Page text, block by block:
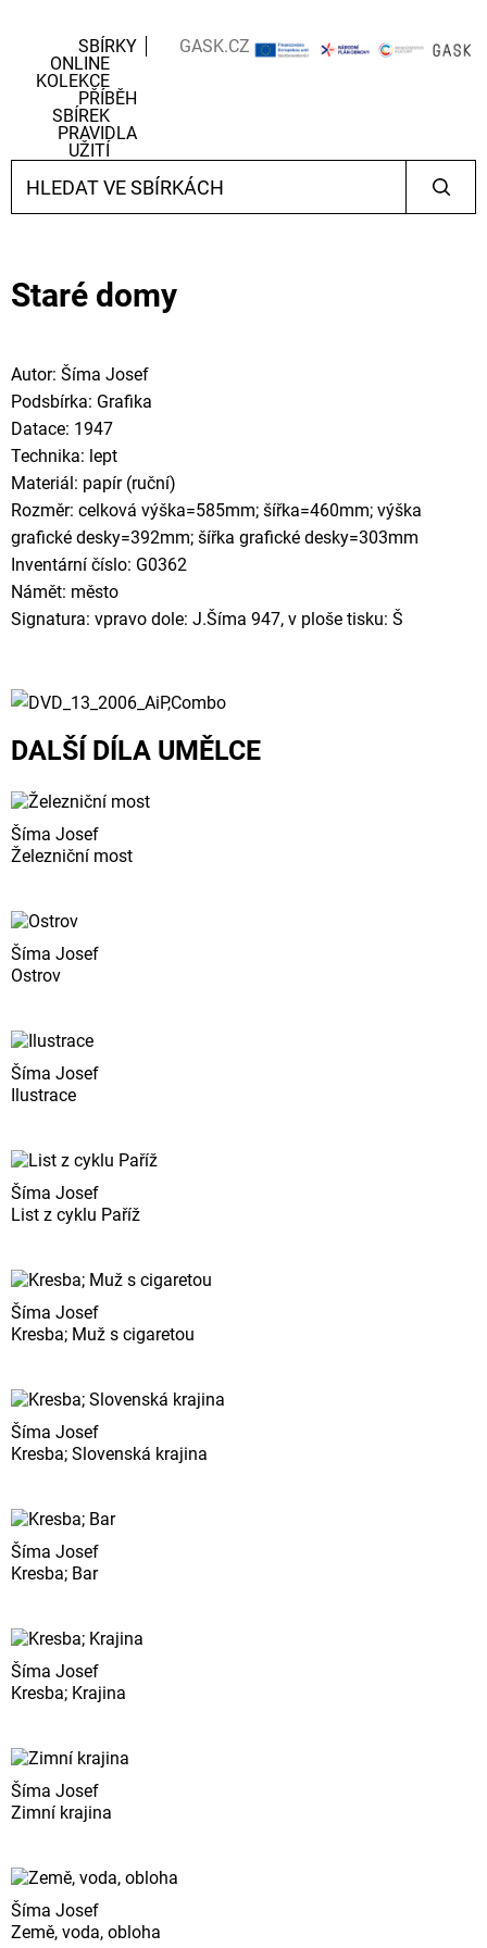
SBÍRKY
ONLINE
KOLEKCE
PŘÍBĚH
SBÍREK
PRAVIDLA
UŽITÍ
GASK.CZ
Staré domy
Autor: Šíma Josef
Podsbírka: Grafika
Datace: 1947
Technika: lept
Materiál: papír (ruční)
Rozměr: celková výška=585mm; šířka=460mm; výška
grafické desky=392mm; šířka grafické desky=303mm
Inventární číslo: G0362
Námět: město
Signatura: vpravo dole: J.Šíma 947, v ploše tisku: Š
DALŠÍ DÍLA UMĚLCE
Šíma Josef
Železniční most
Šíma Josef
Ostrov
Šíma Josef
Ilustrace
Šíma Josef
List z cyklu Paříž
Šíma Josef
Kresba; Muž s cigaretou
Šíma Josef
Kresba; Slovenská krajina
Šíma Josef
Kresba; Bar
Šíma Josef
Kresba; Krajina
Šíma Josef
Zimní krajina
Šíma Josef
Země, voda, obloha